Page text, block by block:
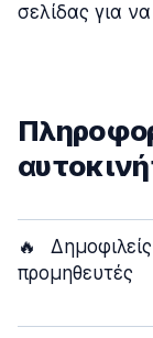
σελίδας για
🔥
Δημοφιλείς
προμηθευτές